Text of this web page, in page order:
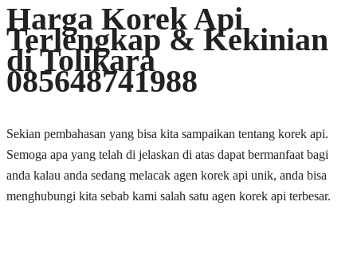
Harga Korek Api
Terlengkap & Kekinian
di Tolikara
085648741988
Sekian pembahasan yang bisa kita sampaikan tentang korek api.
Semoga apa yang telah di jelaskan di atas dapat bermanfaat bagi
anda kalau anda sedang melacak agen korek api unik, anda bisa
menghubungi kita sebab kami salah satu agen korek api terbesar.